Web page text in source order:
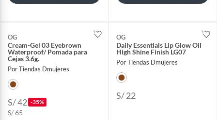
OG
Cream-Gel 03 Eyebrown
Waterproof/ Pomada para
Cejas 3.6g.
Por Tiendas Dmujeres
S/ 42 -35%
S/ 65
OG
Daily Essentials Lip Glow Oil
High Shine Finish LG07
Por Tiendas Dmujeres
S/ 22